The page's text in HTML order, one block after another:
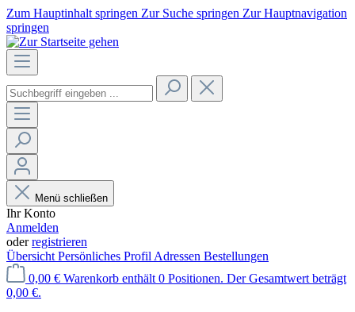
Zum Hauptinhalt springen Zur Suche springen Zur Hauptnavigation
springen
Menü schließen
Ihr Konto
Anmelden
oderregistrieren
Übersicht Persönliches Profil Adressen Bestellungen
0,00 € Warenkorb enthält 0 Positionen. Der Gesamtwert beträgt
0,00 €.